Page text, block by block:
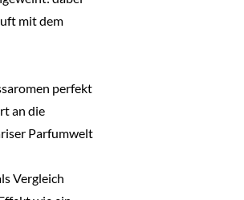
mit dem
perfekt
an die
Parfumwelt
Vergleich